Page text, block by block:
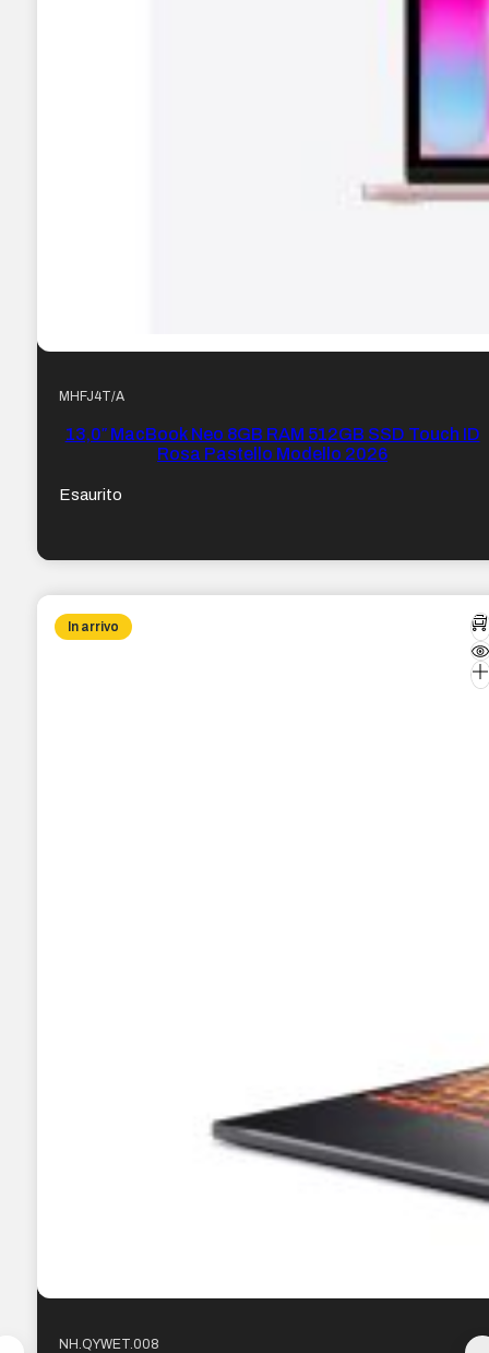
MHFJ4T/A
13,0″ MacBook Neo 8GB RAM 512GB SSD Touch ID
Rosa Pastello Modello 2026
Esaurito
In arrivo
NH.QYWET.008